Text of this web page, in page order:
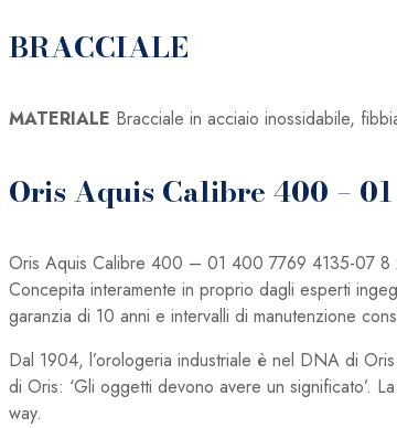
BRACCIALE
MATERIALE Bracciale in acciaio inossidabile,
Oris Aquis Calibre 400 –
Oris Aquis Calibre 400 – 01 400 7769 4135-07 8
Concepita interamente in proprio dagli esperti
garanzia di 10 anni e intervalli di manutenzione
Dal 1904, l’orologeria industriale è nel DNA di
di Oris: ‘Gli oggetti devono avere un significato’.
way.